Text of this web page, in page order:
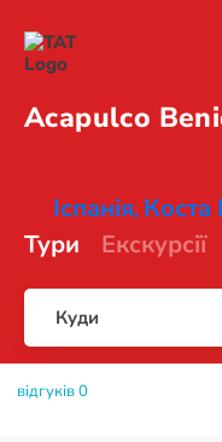
Acapulco
Іспанія, Коста
Тури
Екскурсії
Куди
відгуків 0